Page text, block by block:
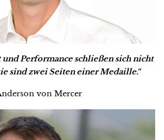
Performance schließen sich nicht
sind zwei Seiten einer Medaille.“
von Mercer